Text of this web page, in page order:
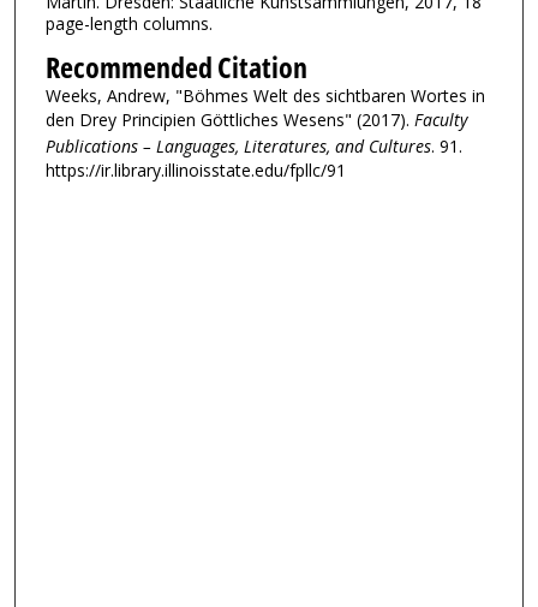
page-length columns.
Recommended Citation
Weeks, Andrew, "Böhmes Welt des sichtbaren Wortes in
den Drey Principien Göttliches Wesens" (2017). Faculty
Publications – Languages, Literatures, and Cultures. 91.
https://ir.library.illinoisstate.edu/fpllc/91